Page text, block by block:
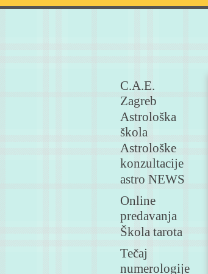
C.A.E.
Zagreb
Astrološka
škola
Astrološke
konzultacije
astro NEWS
Online
predavanja
Škola tarota
Tečaj
numerologije